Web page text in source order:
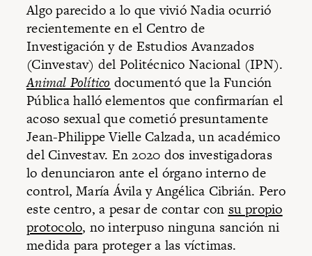
Algo parecido a lo que vivió Nadia ocurrió
recientemente en el Centro de
Investigación y de Estudios Avanzados
(Cinvestav) del Politécnico Nacional (IPN).
Animal Político documentó que la Función
Pública halló elementos que confirmarían el
acoso sexual que cometió presuntamente
Jean-Philippe Vielle Calzada, un académico
del Cinvestav. En 2020 dos investigadoras
lo denunciaron ante el órgano interno de
control, María Ávila y Angélica Cibrián. Pero
este centro, a pesar de contar con su propio
protocolo, no interpuso ninguna sanción ni
medida para proteger a las víctimas.